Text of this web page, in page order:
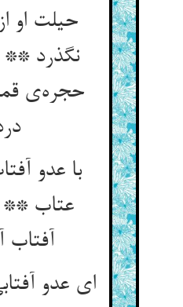
حیلت او
نگذرد
حجره‌ی
با عدو
عتاب **
آفتاب
ای عدو